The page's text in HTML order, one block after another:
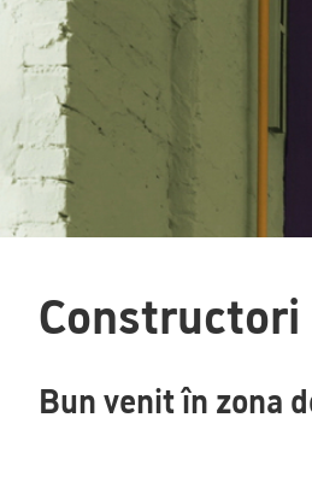
Constructori
Bun venit în zona